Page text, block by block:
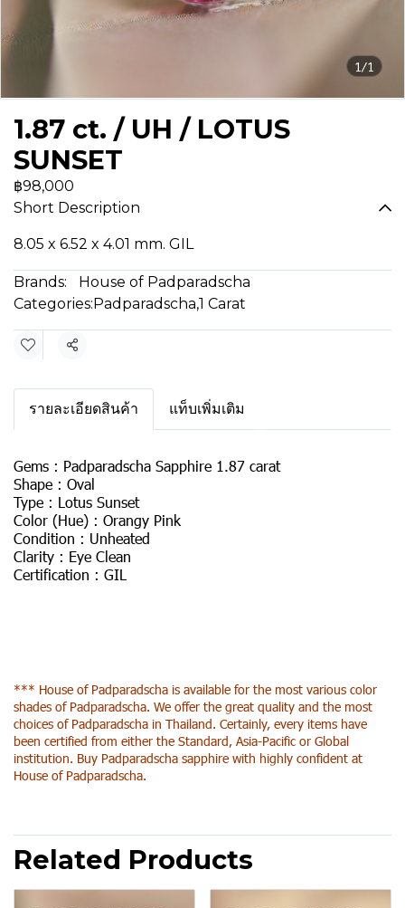
1/1
1.87 ct. / UH / LOTUS
SUNSET
฿98,000
Short Description
8.05 x 6.52 x 4.01 mm. GIL
Brands:
House of Padparadscha
Categories:Padparadscha,1 Carat
Share
รายละเอียดสินค้า แท็บเพิ่มเติม
Gems : Padparadscha Sapphire 1.87 carat
Shape : Oval
Type : Lotus Sunset
Color (Hue) : Orangy Pink
Condition : Unheated
Clarity : Eye Clean
Certification : GIL
*** House of Padparadscha is available for the most various color
shades of Padparadscha. We offer the great quality and the most
choices of Padparadscha in Thailand. Certainly, every items have
been certified from either the Standard, Asia-Pacific or Global
institution. Buy Padparadscha sapphire with highly confident at
House of Padparadscha.
Related Products